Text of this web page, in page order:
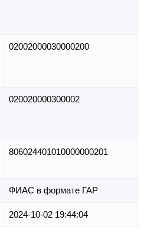
02002000030000200
020020000300002
806024401010000000201
ФИАС в формате ГАР
2024-10-02 19:44:04